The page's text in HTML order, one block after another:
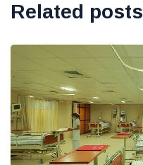
Related posts